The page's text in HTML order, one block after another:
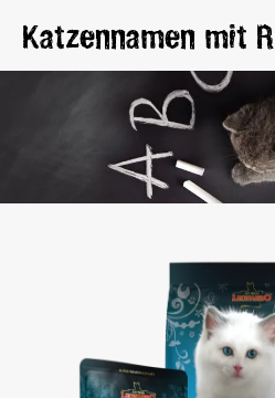
Katzennamen mit R